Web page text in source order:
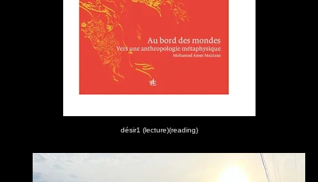
désir1 (lecture)(reading)